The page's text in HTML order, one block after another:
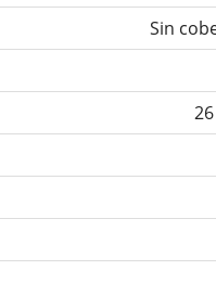
Sin